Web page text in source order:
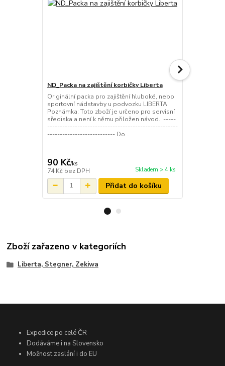
ND_Packa na zajištění korbičky Liberta
Originální packa pro zajištění hluboké, nebo
sportovní nádstavby u podvozku LIBERTA.
Poznámka: Toto zboží je určeno pro servisní
sřediska a není k němu přiložen návod. -----
----------------------------------------------------
--------------------------- Do...
90 Kč/ks
74 Kč bez DPH Skladem > 4 ks
Přidat do košíku
Zboží zařazeno v kategoriích
Liberta, Stegner, Zekiwa
Expedice po celé ČR
Dodáváme i na Slovensko
Možnost zaslání i do EU